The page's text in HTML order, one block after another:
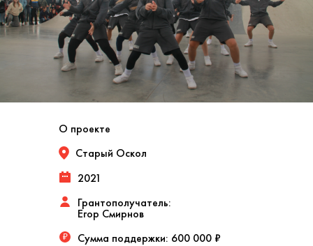
О проекте
Старый Оскол
2021
Грантополучатель:
Егор Смирнов
₽ Сумма поддержки: 600 000 ₽